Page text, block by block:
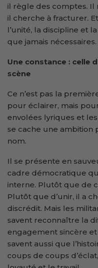
il règle des comptes. Il
il cherche à fracturer.
l’unité, la discipline et
que jamais nécessaires.
Une constance : celle
scène
Ce n’est pas la
pour éclairer, mais
envolées lyriques et
se cache une ambition
nom.
Il se présente en
cadre démocratique
interne. Plutôt que de
Plutôt que d’unir, il a
discrédit. Mais les
savent reconnaître la
engagement sincère et
savent aussi que
coups de coups